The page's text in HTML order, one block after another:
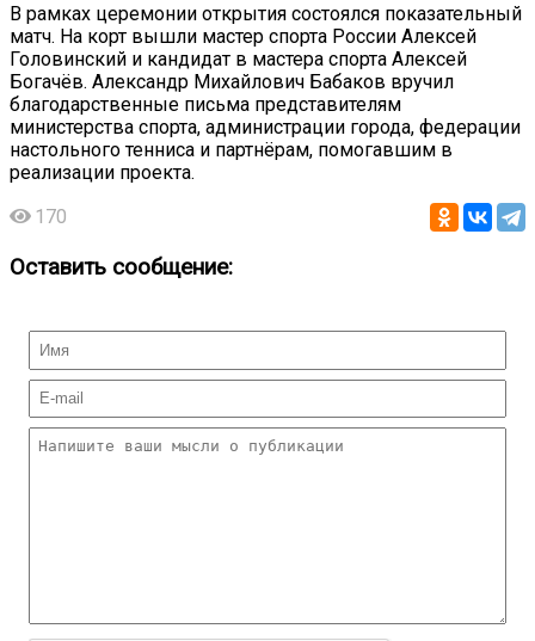
В рамках церемонии открытия состоялся показательный
матч. На корт вышли мастер спорта России Алексей
Головинский и кандидат в мастера спорта Алексей
Богачёв. Александр Михайлович Бабаков вручил
благодарственные письма представителям
министерства спорта, администрации города, федерации
настольного тенниса и партнёрам, помогавшим в
реализации проекта.
170
Оставить сообщение: